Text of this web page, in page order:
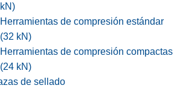
kN)
Herramientas de compresión estándar
(32 kN)
Herramientas de compresión compactas
(24 kN)
de sellado